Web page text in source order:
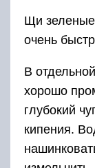
Щи зеленые
очень
В
хорошо
глубокий
кипения.